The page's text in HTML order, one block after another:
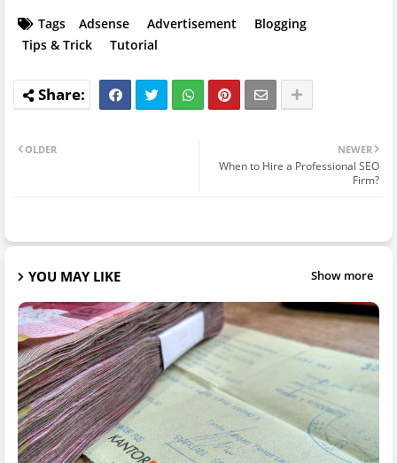
Tags Adsense Advertisement
Blogging
Tips & Trick
Tutorial
NEWER
When to Hire a Professional SEO
Firm?
OLDER
YOU MAY LIKE Show more